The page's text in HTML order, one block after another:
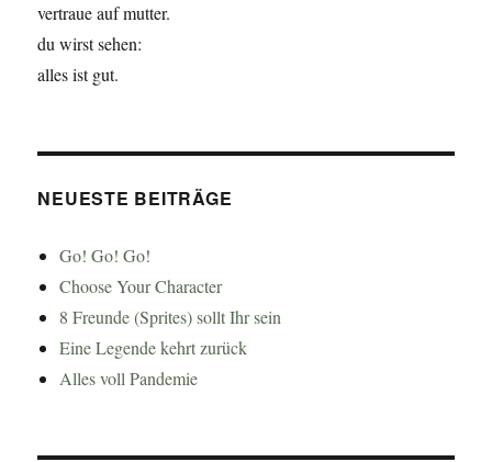
vertraue auf mutter.
du wirst sehen:
alles ist gut.
NEUESTE BEITRÄGE
Go! Go! Go!
Choose Your Character
8 Freunde (Sprites) sollt Ihr sein
Eine Legende kehrt zurück
Alles voll Pandemie